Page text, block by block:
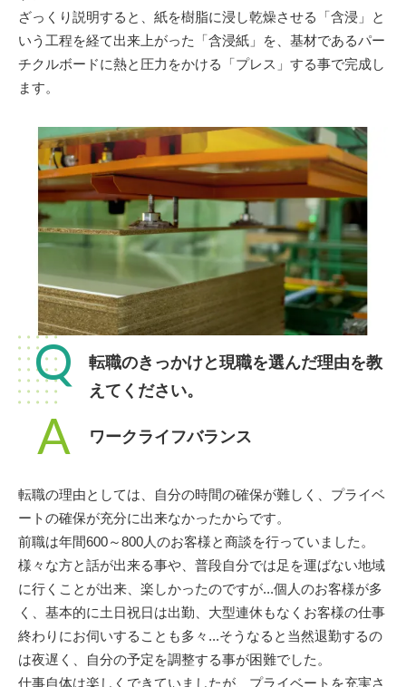
ざっくり説明すると、紙を樹脂に浸し乾燥させる「含浸」と
いう工程を経て出来上がった「含浸紙」を、基材であるパー
チクルボードに熱と圧力をかける「プレス」する事で完成し
ます。
Q
転職のきっかけと現職を選んだ理由を教
えてください。
A ワークライフバランス
転職の理由としては、自分の時間の確保が難しく、プライベ
ートの確保が充分に出来なかったからです。
前職は年間600～800人のお客様と商談を行っていました。
様々な方と話が出来る事や、普段自分では足を運ばない地域
に行くことが出来、楽しかったのですが...個人のお客様が多
く、基本的に土日祝日は出勤、大型連休もなくお客様の仕事
終わりにお伺いすることも多々...そうなると当然退勤するの
は夜遅く、自分の予定を調整する事が困難でした。
仕事自体は楽しくできていましたが、プライベートを充実さ